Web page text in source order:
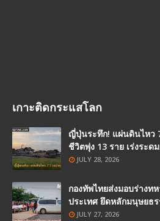
เกาะติดกระแสโลก
ญี่ปุ่นระทึก! แผ่นดินไหว
ชีวิตพุ่ง 13 ราย เร่งระด
JULY 28, 2026
กองทัพไทยส่งมอบร่างท
ประเทศ ยึดหลักมนุษยธ
JULY 27, 2026